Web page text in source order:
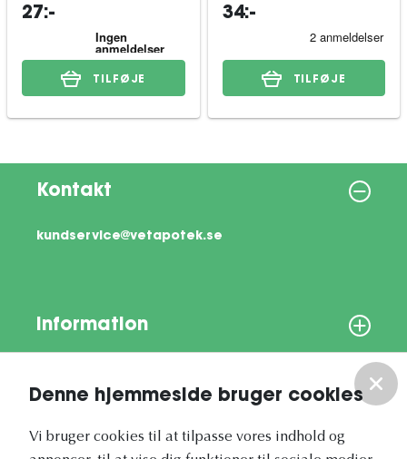
Denne hjemmeside bruger cookies
Vi bruger cookies til at tilpasse vores indhold og
27:-
TILFØJE
34:-
TILFØJE
Kontakt
kundservice@vetapotek.se
Information
Vores nyhedsbrev